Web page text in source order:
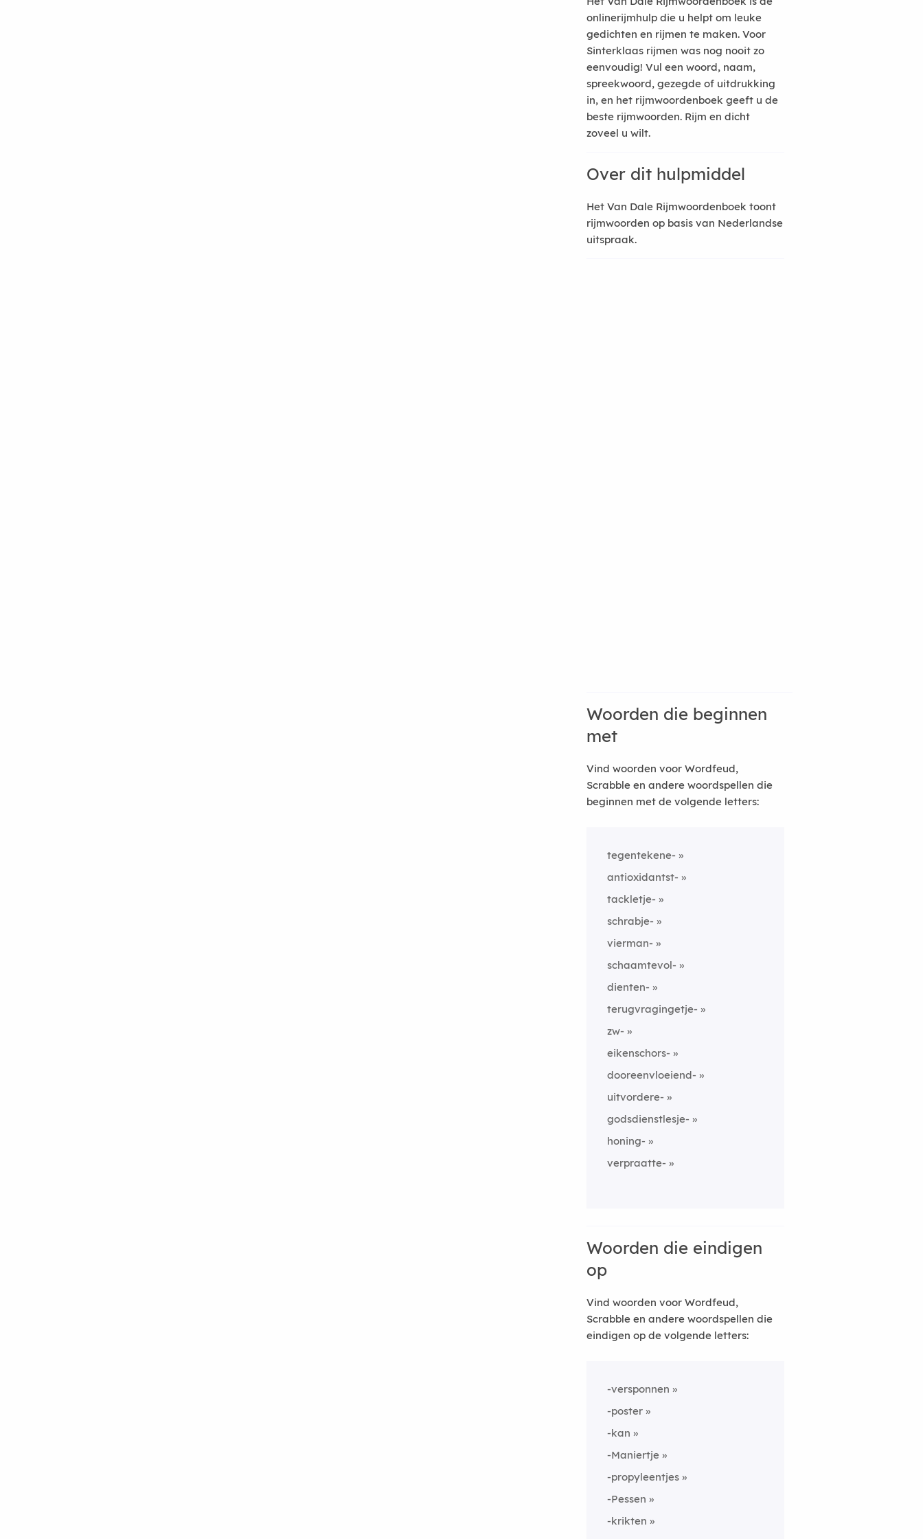
onlinerijmhulp die u helpt om leuke
gedichten en rijmen te maken. Voor
Sinterklaas rijmen was nog nooit zo
eenvoudig! Vul een woord, naam,
spreekwoord, gezegde of uitdrukking
in, en het rijmwoordenboek geeft u de
beste rijmwoorden. Rijm en dicht
zoveel u wilt.
Over dit hulpmiddel
Het Van Dale Rijmwoordenboek toont
rijmwoorden op basis van Nederlandse
uitspraak.
Woorden die beginnen
met
Vind woorden voor Wordfeud,
Scrabble en andere woordspellen die
beginnen met de volgende letters:
tegentekene-
antioxidantst-
tackletje-
schrabje-
vierman-
schaamtevol-
dienten-
terugvragingetje-
zw-
eikenschors-
dooreenvloeiend-
uitvordere-
godsdienstlesje-
honing-
verpraatte-
Woorden die eindigen
op
Vind woorden voor Wordfeud,
Scrabble en andere woordspellen die
eindigen op de volgende letters:
-versponnen
-poster
-kan
-Maniertje
-propyleentjes
-Pessen
-krikten